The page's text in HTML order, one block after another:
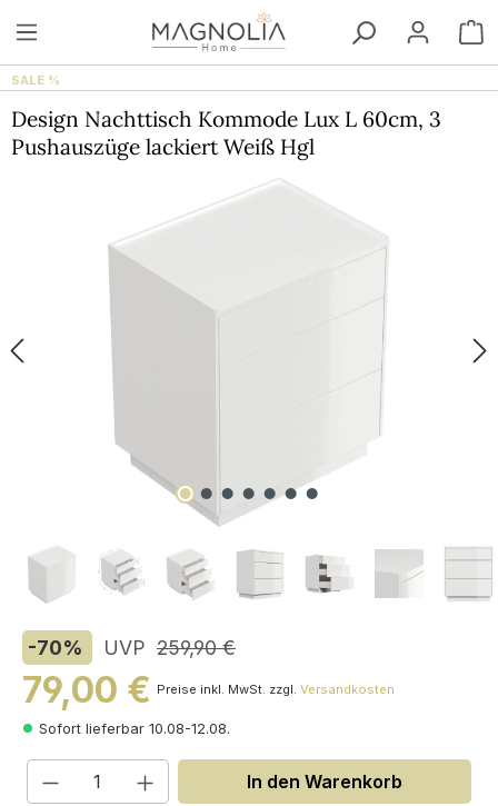
Zum Hauptinhalt springen
SALE %
Design Nachttisch Kommode Lux L 60cm, 3
Pushauszüge lackiert Weiß Hgl
-70% UVP 259,90 €
79,00 € Preise inkl. MwSt. zzgl. Versandkosten
Sofort lieferbar 10.08-12.08.
Produkt Anzahl: Gib den
In den Warenkorb